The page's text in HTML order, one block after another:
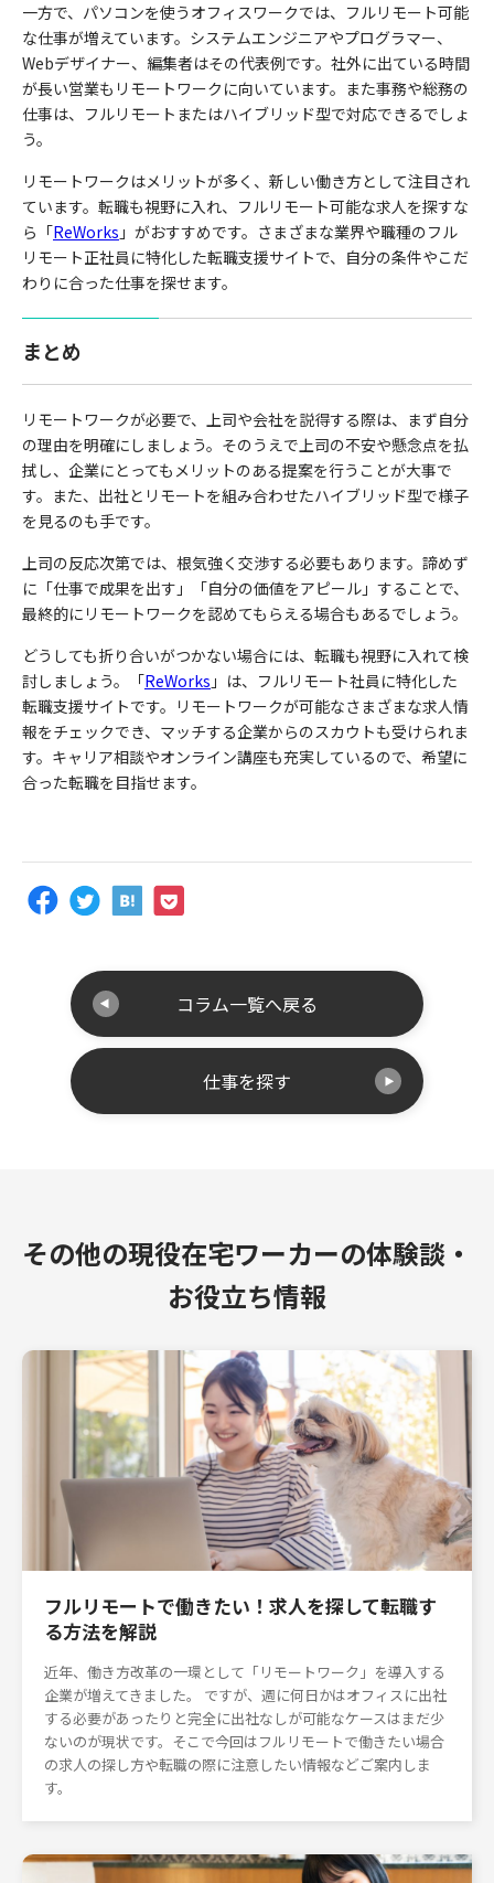
一方で、パソコンを使うオフィスワークでは、フルリモート可能
な仕事が増えています。システムエンジニアやプログラマー、
Webデザイナー、編集者はその代表例です。社外に出ている時間
が長い営業もリモートワークに向いています。また事務や総務の
仕事は、フルリモートまたはハイブリッド型で対応できるでしょ
う。
リモートワークはメリットが多く、新しい働き方として注目され
ています。転職も視野に入れ、フルリモート可能な求人を探すな
ら「ReWorks 」がおすすめです。 さまざまな業界や職種のフル
リモート正社員に特化した転職支援サイトで、自分の条件やこだ
わりに合った仕事を探せます。
まとめ
リモートワークが必要で、上司や会社を説得する際は、まず自分
の理由を明確にしましょう。そのうえで上司の不安や懸念点を払
拭し、企業にとってもメリットのある提案を行うことが大事で
す。また、出社とリモートを組み合わせたハイブリッド型で様子
を見るのも手です。
上司の反応次第では、根気強く交渉する必要もあります。諦めず
に「仕事で成果を出す」「自分の価値をアピール」することで、
最終的にリモートワークを認めてもらえる場合もあるでしょう。
どうしても折り合いがつかない場合には、転職も視野に入れて検
討しましょう。
「ReWorks 」は、フルリモート社員に特化した
転職支援サイトです。リモートワークが可能なさまざまな求人情
報をチェックでき、マッチする企業からのスカウトも受けられま
す。キャリア相談やオンライン講座も充実しているので、希望に
合った転職を目指せます。
コラム一覧へ戻る
仕事を探す
その他の現役在宅ワーカーの体験談・
お役立ち情報
フルリモートで働きたい！求人を探して転職す
る方法を解説
近年、働き方改革の一環として「リモートワーク」を導入する
企業が増えてきました。 ですが、週に何日かはオフィスに出社
する必要があったりと完全に出社なしが可能なケースはまだ少
ないのが現状です。そこで今回はフルリモートで働きたい場合
の求人の探し方や転職の際に注意したい情報などご案内しま
す。